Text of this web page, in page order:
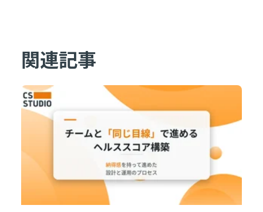
関連記事